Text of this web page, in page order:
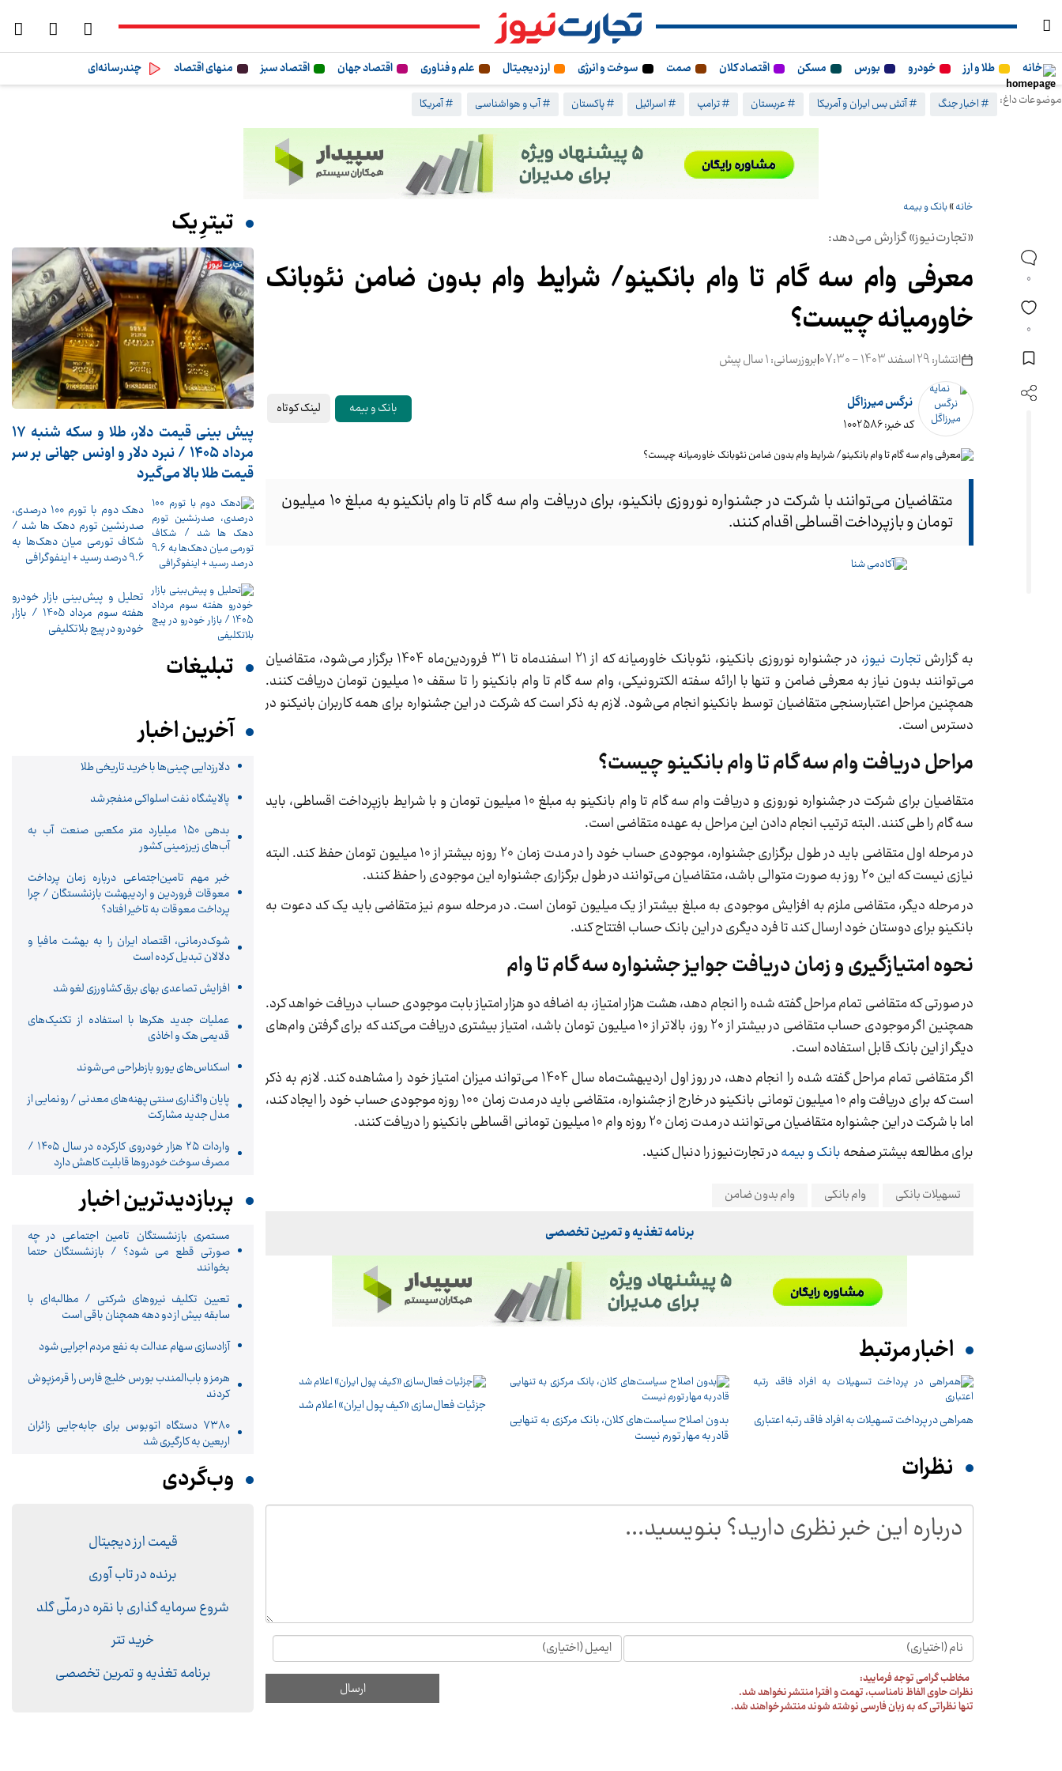
خانه طلا و ارز خودرو بورس مسکن اقتصاد کلان صمت سوخت و انرژی ارز دیجیتال علم و فناوری اقتصاد جهان اقتصاد سبز منهای اقتصاد
چندرسانه‌ای
موضوعات داغ:
# اخبار جنگ # آتش بس ایران و آمریکا # عربستان # ترامپ # اسرائیل # پاکستان # آب و هواشناسی # آمریکا
0
0
خانه»بانک و بیمه
«تجارت‌نیوز» گزارش می‌دهد:
معرفی وام سه گام تا وام بانکینو/ شرایط وام بدون ضامن نئوبانک
خاورمیانه چیست؟
انتشار: 29 اسفند 1403 - 07:30 |بروزرسانی: 1 سال پیش
نرگس میرزاگل
کد خبر: 1002586
بانک و بیمه لینک کوتاه
متقاضیان می‌توانند با شرکت در جشنواره نوروزی بانکینو، برای دریافت وام سه گام تا وام بانکینو به مبلغ 10 میلیون
تومان و بازپرداخت اقساطی اقدام کنند.
به گزارش تجارت نیوز
، در جشنواره نوروزی بانکینو، نئوبانک خاورمیانه که از 21 اسفندماه تا 31 فروردین‌ماه 1404 برگزار می‌شود، متقاضیان
می‌توانند بدون نیاز به معرفی ضامن و تنها با ارائه سفته الکترونیکی، وام سه گام تا وام بانکینو را تا سقف 10 میلیون تومان دریافت کنند.
همچنین مراحل اعتبارسنجی متقاضیان توسط بانکینو انجام می‌شود. لازم به ذکر است که شرکت در این جشنواره برای همه کاربران بانیکنو در
دسترس است.
مراحل دریافت وام سه گام تا وام بانکینو چیست؟
متقاضیان برای شرکت در جشنواره نوروزی و دریافت وام سه گام تا وام بانکینو به مبلغ 10 میلیون تومان و با شرایط بازپرداخت اقساطی، باید
سه گام را طی کنند. البته ترتیب انجام دادن این مراحل به عهده متقاضی است.
در مرحله اول متقاضی باید در طول برگزاری جشنواره، موجودی حساب خود را در مدت زمان 20 روزه بیشتر از 10 میلیون تومان حفظ کند. البته
نیازی نیست که این 20 روز به صورت متوالی باشد، متقاضیان می‌توانند در طول برگزاری جشنواره این موجودی را حفظ کنند.
در مرحله دیگر، متقاضی ملزم به افزایش موجودی به مبلغ بیشتر از یک میلیون تومان است. در مرحله سوم نیز متقاضی باید یک کد دعوت به
بانکینو برای دوستان خود ارسال کند تا فرد دیگری در این بانک حساب افتتاح کند.
نحوه امتیازگیری و زمان دریافت جوایز جشنواره سه گام تا وام
در صورتی که متقاضی تمام مراحل گفته شده را انجام دهد، هشت هزار امتیاز، به اضافه دو هزار امتیاز بابت موجودی حساب دریافت خواهد کرد.
همچنین اگر موجودی حساب متقاضی در بیشتر از 20 روز، بالاتر از 10 میلیون تومان باشد، امتیاز بیشتری دریافت می‌کند که برای گرفتن وام‌های
دیگر از این بانک قابل استفاده است.
اگر متقاضی تمام مراحل گفته شده را انجام دهد، در روز اول اردیبهشت‌ماه سال 1404 می‌تواند میزان امتیاز خود را مشاهده کند. لازم به ذکر
است که برای دریافت وام 10 میلیون تومانی بانکینو در خارج از جشنواره، متقاضی باید در مدت زمان 100 روزه موجودی حساب خود را ایجاد کند،
اما با شرکت در این جشنواره متقاضیان می‌توانند در مدت زمان 20 روزه وام 10 میلیون تومانی اقساطی بانکینو را دریافت کنند.
برای مطالعه بیشتر صفحهبانک و بیمهدر تجارت‌نیوز را دنبال کنید.
تسهیلات بانکی وام بانکی وام بدون ضامن
برنامه تغذیه و تمرین تخصصی
اخبار مرتبط
همراهی در پرداخت تسهیلات به افراد فاقد رتبه اعتباری
بدون اصلاح سیاست‌های کلان، بانک مرکزی به تنهایی
قادر به مهار تورم نیست
جزئیات فعال‌سازی «کیف پول ایران» اعلام شد
نظرات
مخاطب گرامی توجه فرمایید:
نظرات حاوی الفاظ نامناسب، تهمت و افترا منتشر نخواهد شد.
تنها نظراتی که به زبان فارسی نوشته شوند منتشر خواهند شد.
تیترِ یک
پیش ‌بینی قیمت دلار، طلا و سکه شنبه ۱۷
مرداد ۱۴۰۵ / نبرد دلار و اونس جهانی بر سر
قیمت طلا بالا می‌گیرد
دهک دوم با تورم 100 درصدی،
صدرنشین تورم دهک ها شد /
شکاف تورمی میان دهک‌ها به
9.6 درصد رسید + اینفوگرافی
تحلیل و پیش‌بینی بازار خودرو
هفته سوم مرداد 1405 / بازار
خودرو در پیچ بلاتکلیفی
تبلیغات
آخرین اخبار
دلارزدایی چینی‌ها با خرید تاریخی طلا
پالایشگاه نفت اسلواکی منفجر شد
بدهی ۱۵۰ میلیارد متر مکعبی صنعت آب به
آب‌های زیرزمینی کشور
خبر مهم تامین‌اجتماعی درباره زمان پرداخت
معوقات فروردین و اردیبهشت بازنشستگان / چرا
پرداخت معوقات به تاخیر افتاد؟
شوک‌درمانی، اقتصاد ایران را به بهشت مافیا و
دلالان تبدیل کرده است
افزایش تصاعدی بهای برق کشاورزی لغو شد
عملیات جدید هکرها با استفاده از تکنیک‌های
قدیمی هک و اخاذی
اسکناس‌های یورو بازطراحی می‌شوند
پایان واگذاری‌ سنتی پهنه‌های معدنی / رونمایی از
مدل جدید مشارکت
واردات ۲۵ هزار خودروی کارکرده در سال ۱۴۰۵ /
مصرف سوخت خودرو‌ها قابلیت کاهش دارد
پربازدیدترین اخبار
مستمری بازنشستگان تامین اجتماعی در چه
صورتی قطع می شود؟ / بازنشستگان حتما
بخوانند
تعیین تکلیف نیروهای شرکتی / مطالبه‌ای با
سابقه بیش از دو دهه همچنان باقی است
آزادسازی سهام عدالت به نفع مردم اجرایی شود
هرمز و باب‌المندب بورس خلیج فارس را قرمزپوش
کردند
۷۳۸۰ دستگاه اتوبوس برای جابه‌جایی زائران
اربعین به‌ کارگیری شد
وب‌گردی
قیمت ارز دیجیتال
برنده در تاب آوری
شروع سرمایه گذاری با نقره در ملّی گلد
خرید تتر
برنامه تغذیه و تمرین تخصصی